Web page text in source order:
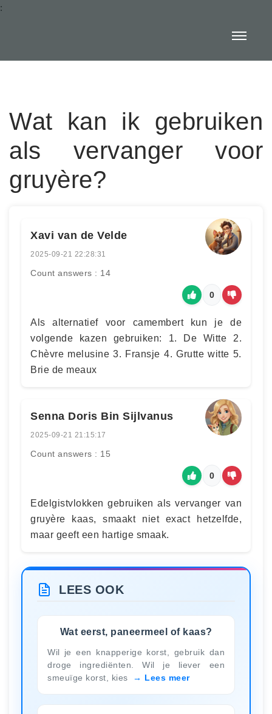
:
Wat kan ik gebruiken
als vervanger voor
gruyère?
Xavi van de Velde
2025-09-21 22:28:31
Count answers : 14
0
Als alternatief voor camembert kun je de
volgende kazen gebruiken: 1. De Witte 2.
Chèvre melusine 3. Fransje 4. Grutte witte 5.
Brie de meaux
Senna Doris Bin Sijlvanus
2025-09-21 21:15:17
Count answers : 15
0
Edelgistvlokken gebruiken als vervanger van
gruyère kaas, smaakt niet exact hetzelfde,
maar geeft een hartige smaak.
LEES OOK
Wat eerst, paneermeel of kaas?
Wil je een knapperige korst, gebruik dan
droge ingrediënten. Wil je liever een
smeuïge korst, kies
Lees meer